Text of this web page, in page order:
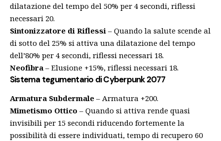
dilatazione del tempo del 50% per 4 secondi, riflessi
necessari 20.
Sintonizzatore di Riflessi – Quando la salute scende al
di sotto del 25% si attiva una dilatazione del tempo
dell’80% per 4 secondi, riflessi necessari 18.
Neofibra – Elusione +15%, riflessi necessari 18.
Sistema tegumentario diCyberpunk 2077
Armatura Subdermale – Armatura +200.
Mimetismo Ottico – Quando si attiva rende quasi
invisibili per 15 secondi riducendo fortemente la
possibilità di essere individuati, tempo di recupero 60